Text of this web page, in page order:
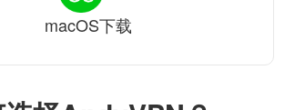
macOS下载